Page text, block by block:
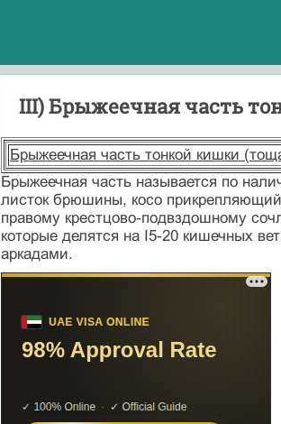
III) Брыжеечная часть
Брыжеечная часть тонкой кишки
Брыжеечная часть называется по
листок брюшины, косо
правому крестцово-подвздошному
которые делятся на I5-20 кишечных
аркадами.